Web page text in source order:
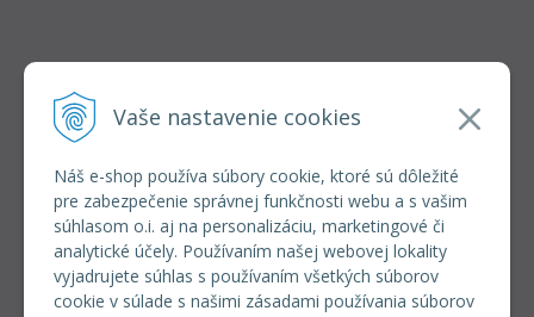
Vaše nastavenie cookies
Náš e-shop používa súbory cookie, ktoré sú dôležité
pre zabezpečenie správnej funkčnosti webu a s vašim
súhlasom o.i. aj na personalizáciu, marketingové či
analytické účely. Používaním našej webovej lokality
vyjadrujete súhlas s používaním všetkých súborov
cookie v súlade s našimi zásadami používania súborov
INFOLINKA
+421 37 6586 731
VŠETKO O NÁKUPE
REGISTRÁCIA VEĽKOOBCHOD
Formulár na odsúpenie od zmluvy
Doprava a platba